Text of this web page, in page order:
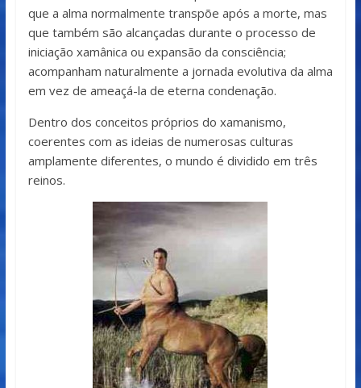
que a alma normalmente transpõe após a morte, mas
que também são alcançadas durante o processo de
iniciação xamânica ou expansão da consciência;
acompanham naturalmente a jornada evolutiva da alma
em vez de ameaçá-la de eterna condenação.
Dentro dos conceitos próprios do xamanismo,
coerentes com as ideias de numerosas culturas
amplamente diferentes, o mundo é dividido em três
reinos.